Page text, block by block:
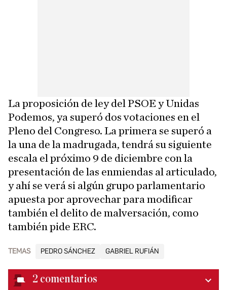
La proposición de ley del PSOE y Unidas
Podemos, ya superó dos votaciones en el
Pleno del Congreso. La primera se superó a
la una de la madrugada, tendrá su siguiente
escala el próximo 9 de diciembre con la
presentación de las enmiendas al articulado,
y ahí se verá si algún grupo parlamentario
apuesta por aprovechar para modificar
también el delito de malversación, como
también pide ERC.
TEMAS PEDRO SÁNCHEZ GABRIEL RUFIÁN
2 comentarios